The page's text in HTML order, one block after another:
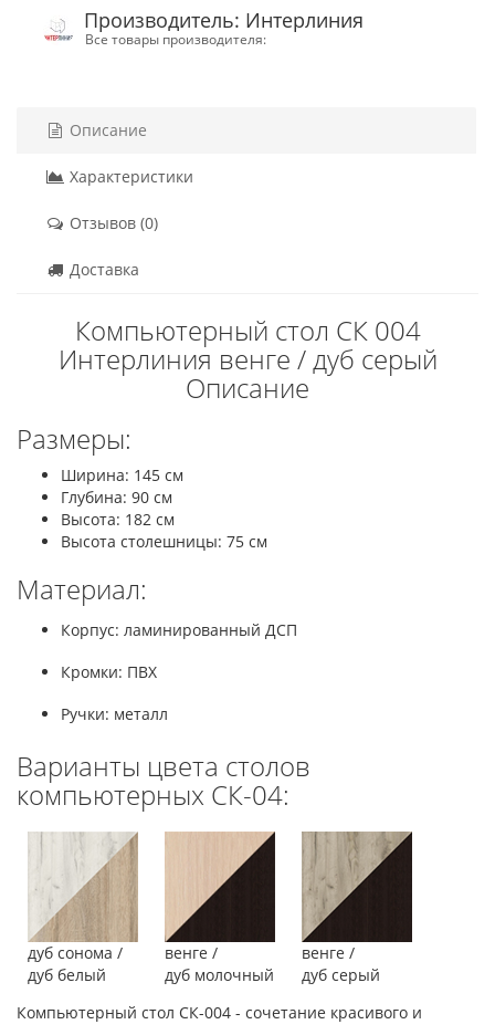
Производитель: Интерлиния
Все товары производителя:
Описание
Характеристики
Отзывов (0)
Доставка
Компьютерный стол СК 004
Интерлиния венге / дуб серый
Описание
Размеры:
Ширина: 145 см
Глубина: 90 см
Высота: 182 см
Высота столешницы: 75 см
Материал:
Корпус: ламинированный ДСП
Кромки: ПВХ
Ручки: металл
Варианты цвета столов
компьютерных СК-04:
дуб сонома /
дуб белый
венге /
дуб молочный
венге /
дуб серый
Компьютерный стол СК-004 - сочетание красивого и